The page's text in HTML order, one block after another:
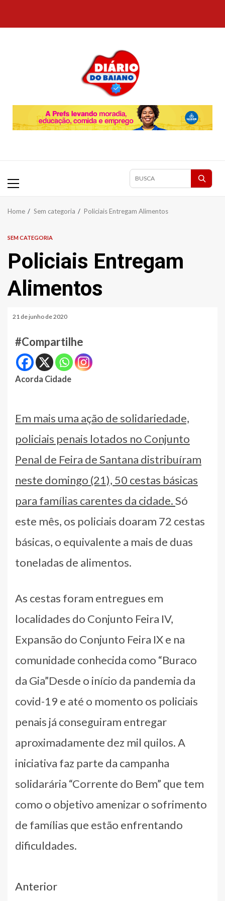
content
Primary
Pesquisar
Home Sem categoria Policiais Entregam Alimentos
SEM CATEGORIA
Policiais Entregam
Alimentos
21 de junho de 2020
#Compartilhe
Acorda Cidade
Em mais uma ação de solidariedade,
policiais penais lotados no Conjunto
Penal de Feira de Santana distribuíram
neste domingo (21), 50 cestas básicas
para famílias carentes da cidade.Só
este mês, os policiais doaram 72 cestas
básicas, o equivalente a mais de duas
toneladas de alimentos.
As cestas foram entregues em
localidades do Conjunto Feira IV,
Expansão do Conjunto Feira IX e na
comunidade conhecida como “Buraco
da Gia”Desde o início da pandemia da
covid-19 e até o momento os policiais
penais já conseguiram entregar
aproximadamente dez mil quilos. A
iniciativa faz parte da campanha
solidarária “Corrente do Bem” que tem
como o objetivo amenizar o sofrimento
de famílias que estão enfrentando
dificuldades.
Navegação
Anterior